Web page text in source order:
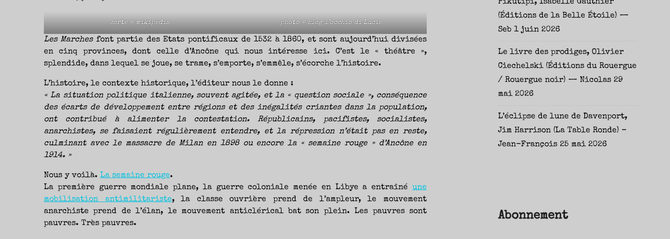
carte © wikipedia photo © blog l’occhio di Lucie
Les Marchesfont partie des Etats pontificaux de 1532 à 1860, et sont aujourd’hui divisées
en cinq provinces, dont celle d’Ancône qui nous intéresse ici. C’est le « théâtre »,
splendide, dans lequel se joue, se trame, s’emporte, s’emmêle, s’écorche l’histoire.
L’histoire, le contexte historique, l’éditeur nous le donne :
« La situation politique italienne, souvent agitée, et la « question sociale », conséquence
des écarts de développement entre régions et des inégalités criantes dans la population,
ont contribué à alimenter la contestation. Républicains, pacifistes, socialistes,
anarchistes, se faisaient régulièrement entendre, et la répression n’était pas en reste,
culminant avec le massacre de Milan en 1898 ou encore la « semaine rouge » d’Ancône en
1914. »
Nous y voilà. La semaine rouge.
La première guerre mondiale plane, la guerre coloniale menée en Libye a entraîné une
mobilisation antimilitariste, la classe ouvrière prend de l’ampleur, le mouvement
anarchiste prend de l’élan, le mouvement anticlérical bat son plein. Les pauvres sont
pauvres. Très pauvres.
Pikutipi, Isabelle Gauthier
(Éditions de la Belle Étoile) —
Seb 1 juin 2026
Le livre des prodiges, Olivier
Ciechelski (Éditions du Rouergue
/ Rouergue noir) — Nicolas 29
mai 2026
L’éclipse de lune de Davenport,
Jim Harrison (La Table Ronde) –
Jean-François 25 mai 2026
Abonnement